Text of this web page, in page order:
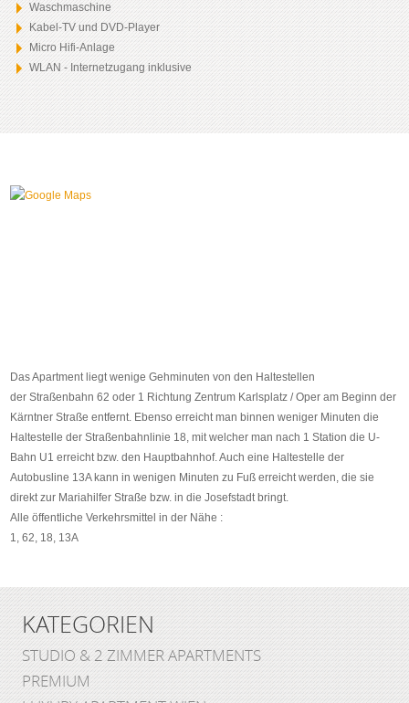
Waschmaschine
Kabel-TV und DVD-Player
Micro Hifi-Anlage
WLAN - Internetzugang inklusive
Das Apartment liegt wenige Gehminuten von den Haltestellen
der Straßenbahn 62 oder 1 Richtung Zentrum Karlsplatz / Oper am Beginn der
Kärntner Straße entfernt. Ebenso erreicht man binnen weniger Minuten die
Haltestelle der Straßenbahnlinie 18, mit welcher man nach 1 Station die U-
Bahn U1 erreicht bzw. den Hauptbahnhof. Auch eine Haltestelle der
Autobusline 13A kann in wenigen Minuten zu Fuß erreicht werden, die sie
direkt zur Mariahilfer Straße bzw. in die Josefstadt bringt.
Alle öffentliche Verkehrsmittel in der Nähe :
1, 62, 18, 13A
KATEGORIEN
STUDIO & 2 ZIMMER APARTMENTS
PREMIUM